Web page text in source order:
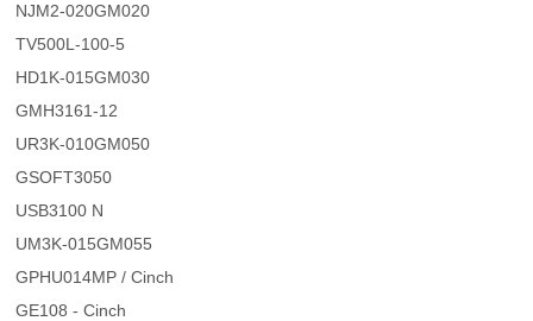
NJM2-020GM020
TV500L-100-5
HD1K-015GM030
GMH3161-12
UR3K-010GM050
GSOFT3050
USB3100 N
UM3K-015GM055
GPHU014MP / Cinch
GE108 - Cinch